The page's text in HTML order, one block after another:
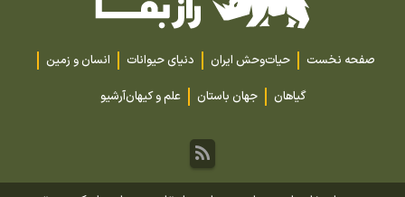
صفحه نخست حیات‌وحش ایران دنیای حیوانات
انسان و زمین
گیاهان
جهان باستان علم و کیهانآرشیو